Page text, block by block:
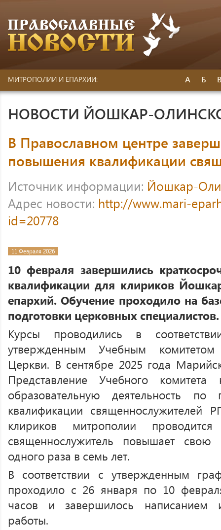
МИТРОПОЛИИ И ЕПАРХИИ: А Б
НОВОСТИ ЙОШКАР-
В Православном центре
повышения квалификации
Источник информации: Йошкар-
Адрес новости: http://www.mari-
id=20778
11 Февраля 2026
10 февраля завершились
квалификации для клириков
епархий. Обучение проходило на
подготовки церковных специалистов.
Курсы проводились в
утвержденным Учебным комитетом
Церкви. В сентябре 2025 года
Представление Учебного
образовательную деятельность
квалификации
клириков митрополии
священнослужитель повышает
одного раза в семь лет.
В соответствии с утвержденным
проходило с 26 января по 10
часов и завершилось написанием
работы.